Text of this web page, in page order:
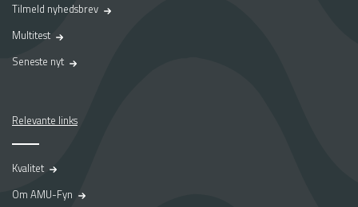
Tilmeld nyhedsbrev
Multitest
Seneste nyt
Relevante links
Kvalitet
Om AMU-Fyn